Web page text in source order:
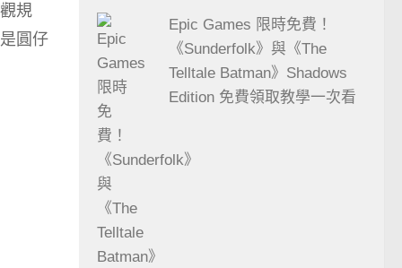
規
圓仔
Epic Games 限時免費！
《Sunderfolk》與《The
Telltale Batman》Shadows
Edition 免費領取教學一次看